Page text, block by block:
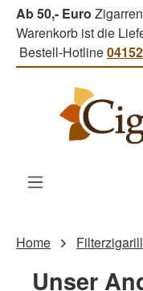
Zum Hauptinhalt
Ab 50,- Euro
Warenkorb ist die
Bestell-Hotline
Home
Unser